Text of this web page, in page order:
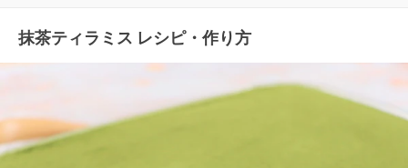
抹茶ティラミス レシピ・作り方